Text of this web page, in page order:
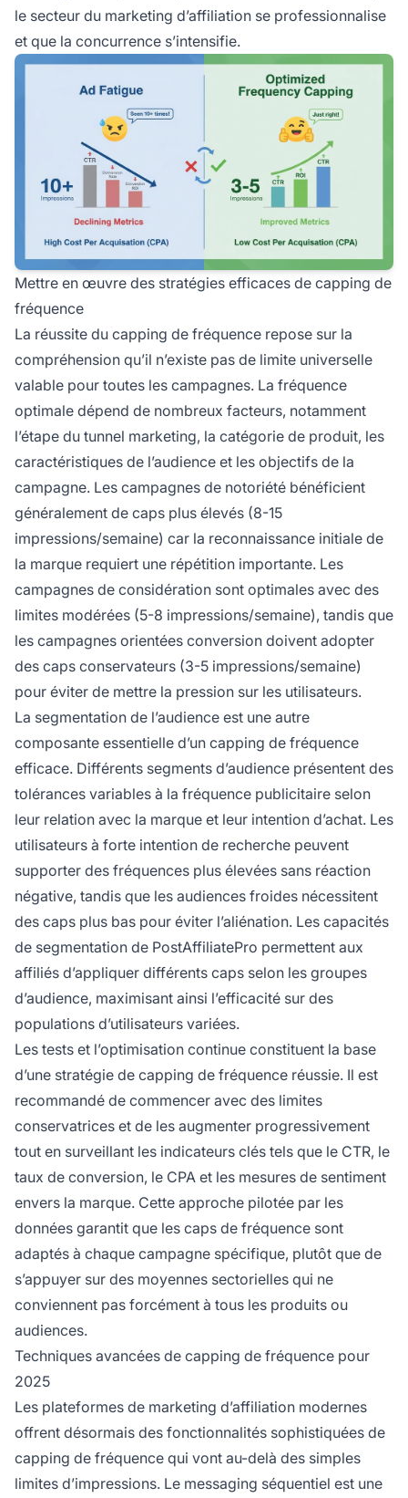
le secteur du marketing d’affiliation se professionnalise
et que la concurrence s’intensifie.
Mettre en œuvre des stratégies efficaces de capping de
fréquence
La réussite du capping de fréquence repose sur la
compréhension qu’il n’existe pas de limite universelle
valable pour toutes les campagnes. La fréquence
optimale dépend de nombreux facteurs, notamment
l’étape du tunnel marketing, la catégorie de produit, les
caractéristiques de l’audience et les objectifs de la
campagne. Les campagnes de notoriété bénéficient
généralement de caps plus élevés (8-15
impressions/semaine) car la reconnaissance initiale de
la marque requiert une répétition importante. Les
campagnes de considération sont optimales avec des
limites modérées (5-8 impressions/semaine), tandis que
les campagnes orientées conversion doivent adopter
des caps conservateurs (3-5 impressions/semaine)
pour éviter de mettre la pression sur les utilisateurs.
La segmentation de l’audience est une autre
composante essentielle d’un capping de fréquence
efficace. Différents segments d’audience présentent des
tolérances variables à la fréquence publicitaire selon
leur relation avec la marque et leur intention d’achat. Les
utilisateurs à forte intention de recherche peuvent
supporter des fréquences plus élevées sans réaction
négative, tandis que les audiences froides nécessitent
des caps plus bas pour éviter l’aliénation. Les capacités
de segmentation de PostAffiliatePro permettent aux
affiliés d’appliquer différents caps selon les groupes
d’audience, maximisant ainsi l’efficacité sur des
populations d’utilisateurs variées.
Les tests et l’optimisation continue constituent la base
d’une stratégie de capping de fréquence réussie. Il est
recommandé de commencer avec des limites
conservatrices et de les augmenter progressivement
tout en surveillant les indicateurs clés tels que le CTR, le
taux de conversion, le CPA et les mesures de sentiment
envers la marque. Cette approche pilotée par les
données garantit que les caps de fréquence sont
adaptés à chaque campagne spécifique, plutôt que de
s’appuyer sur des moyennes sectorielles qui ne
conviennent pas forcément à tous les produits ou
audiences.
Techniques avancées de capping de fréquence pour
2025
Les plateformes de marketing d’affiliation modernes
offrent désormais des fonctionnalités sophistiquées de
capping de fréquence qui vont au-delà des simples
limites d’impressions. Le messaging séquentiel est une